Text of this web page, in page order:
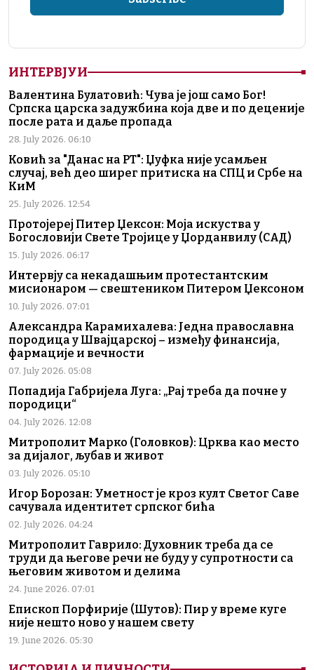
ИНТЕРВЈУИ
Валентина Булатовић: Чува је још само Бог!
Српска царска задужбина која две и по деценије
после рата и даље пропада
28. July 2026. 06:10
Ковић за "Данас на РТ": Џуфка није усамљен
случај, већ део ширег притиска на СПЦ и Србе на
КиМ
25. July 2026. 12:54
Протојереј Питер Џексон: Моја искуства у
Богословији Свете Тројице у Џорданвилу (САД)
15. July 2026. 06:17
Интервју са некадашњим протестантским
мисионаром — свештеником Питером Џексоном
10. July 2026. 07:01
Александра Карамихалева: Једна православна
породица у Швајцарској – између финансија,
фармације и вечности
07. July 2026. 05:08
Попадија Габријела Луга: „Рај треба да почне у
породици“
04. July 2026. 12:08
Митрополит Марко (Головков): Црква као место
за дијалог, љубав и живот
03. July 2026. 05:10
Игор Борозан: Уметност је кроз култ Светог Саве
сачувала идентитет српског бића
02. July 2026. 04:24
Митрополит Гаврило: Духовник треба да се
труди да његове речи не буду у супротности са
његовим животом и делима
24. June 2026. 07:01
Епископ Порфирије (Шутов): Пир у време куге
није нешто ново у нашем свету
19. June 2026. 05:30